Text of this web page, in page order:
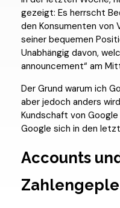
gezeigt: Es herrscht
den Konsumenten von
seiner bequemen
Unabhängig davon,
announcement“ am
Der Grund warum ich
aber jedoch anders
Kundschaft von
Google sich in den
Accounts